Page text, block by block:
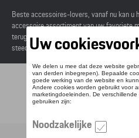
Beste accessoires-lovers, vanaf nu kan u
accessoire assortiment van uw favoriete
terugvinden in de online catalogus. Deze
steeds besteld worden via uw dealer.